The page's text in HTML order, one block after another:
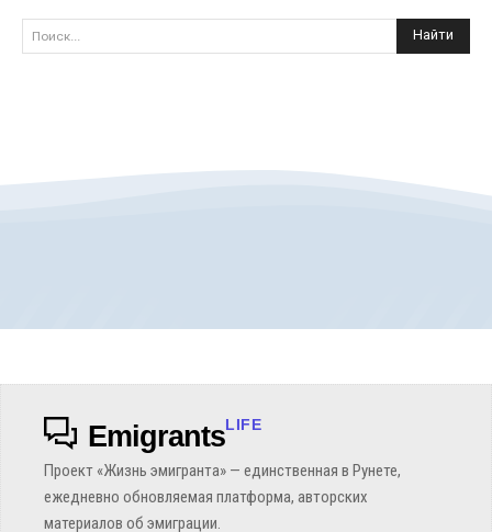
Поиск... Найти
EmigrantsLIFE
Проект «Жизнь эмигранта» — единственная в Рунете,
ежедневно обновляемая платформа, авторских
материалов об эмиграции.